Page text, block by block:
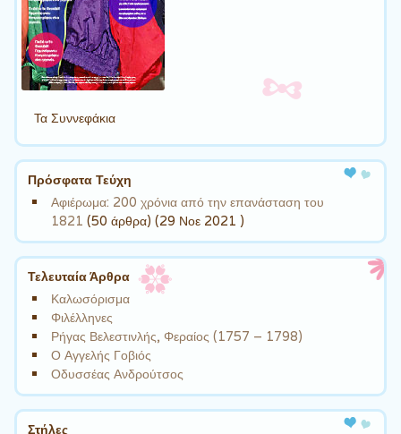
Τα Συννεφάκια
Πρόσφατα Τεύχη
Αφιέρωμα: 200 χρόνια από την επανάσταση του
1821 (50 άρθρα) (29 Νοε 2021 )
Τελευταία Άρθρα
Καλωσόρισμα
Φιλέλληνες
Ρήγας Βελεστινλής, Φεραίος (1757 – 1798)
Ο Αγγελής Γοβιός
Οδυσσέας Ανδρούτσος
Στήλες